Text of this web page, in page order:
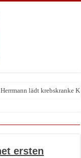
lädt krebskranke
ersten